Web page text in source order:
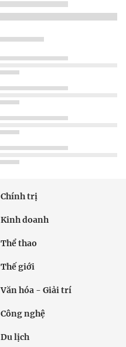
Chính trị
Kinh doanh
Thể thao
Thế giới
Văn hóa - Giải trí
Công nghệ
Du lịch